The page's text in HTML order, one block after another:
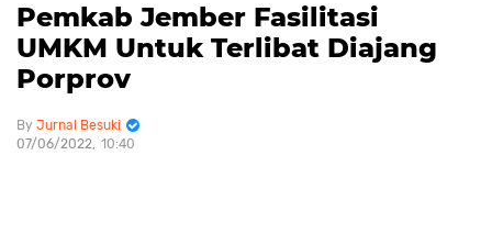
Pemkab Jember Fasilitasi
UMKM Untuk Terlibat Diajang
Porprov
Jurnal Besuki
07/06/2022 10:40